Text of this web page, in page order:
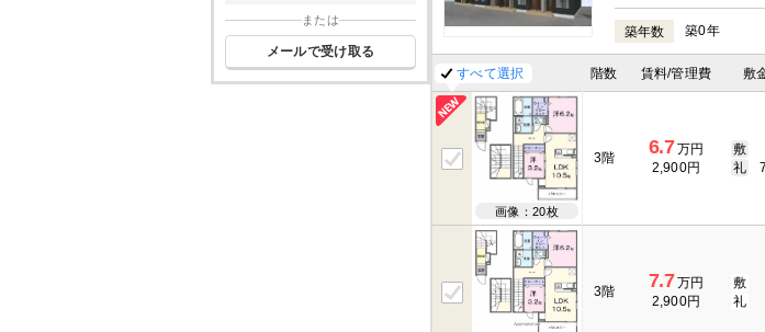
または
メールで受け取る
築年数 築0年
すべて選択 階数 賃料/管理費 敷
画像：20枚
3階 6.7万円
2,900円
敷
礼
3階 7.7万円
2,900円
敷
礼